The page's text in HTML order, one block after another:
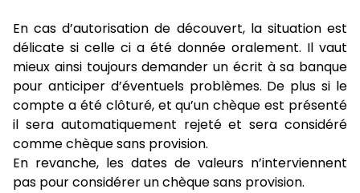
En cas d’autorisation de découvert, la situation est
délicate si celle ci a été donnée oralement. Il vaut
mieux ainsi toujours demander un écrit à sa banque
pour anticiper d’éventuels problèmes. De plus si le
compte a été clôturé, et qu’un chèque est présenté
il sera automatiquement rejeté et sera considéré
comme chèque sans provision.
En revanche, les dates de valeurs n’interviennent
pas pour considérer un chèque sans provision.